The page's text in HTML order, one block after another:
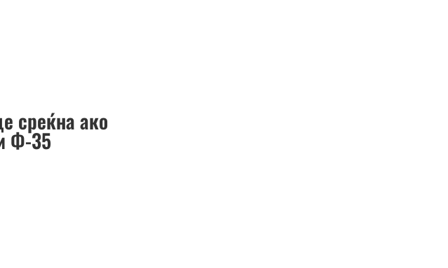
среќна ако
Ф-35